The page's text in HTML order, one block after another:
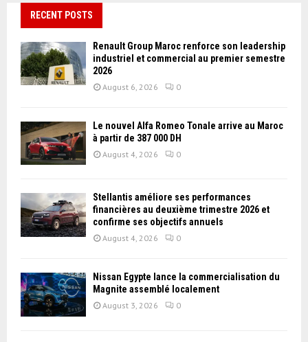
RECENT POSTS
Renault Group Maroc renforce son leadership
industriel et commercial au premier semestre
2026
August 6, 2026 0
Le nouvel Alfa Romeo Tonale arrive au Maroc
à partir de 387 000 DH
August 4, 2026 0
Stellantis améliore ses performances
financières au deuxième trimestre 2026 et
confirme ses objectifs annuels
August 4, 2026 0
Nissan Égypte lance la commercialisation du
Magnite assemblé localement
August 3, 2026 0